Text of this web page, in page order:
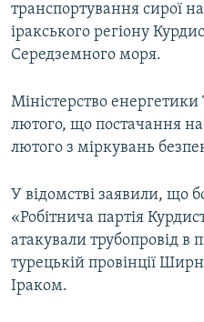
Усі сайти RFE/RL
транспортування сирої
іракського регіону
Середземного моря.
Міністерство
лютого, що постачання
лютого з міркувань
У відомстві заявили, що
«Робітнича партія
атакували трубопровід в
турецькій провінції
Іраком.